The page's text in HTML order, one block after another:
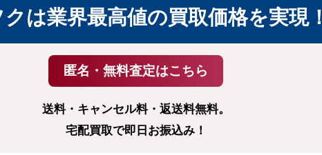
クは業界最高値の買取価格を実現！
送料・キャンセル料・返送料無料。
宅配買取で即日お振込み！